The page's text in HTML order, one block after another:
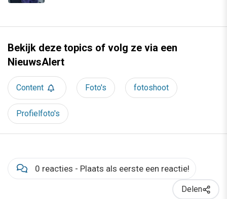
Bekijk deze topics of volg ze via een
NieuwsAlert
Content Foto's fotoshoot
Profielfoto's
0 reacties - Plaats als eerste een reactie!
Delen